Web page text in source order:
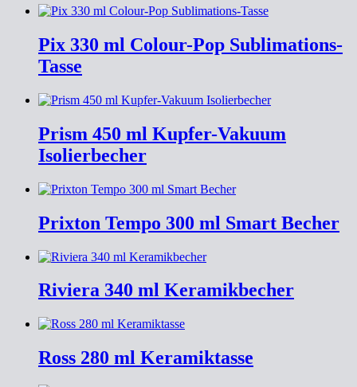
Pix 330 ml Colour-Pop Sublimations-
Tasse
Prism 450 ml Kupfer-Vakuum
Isolierbecher
Prixton Tempo 300 ml Smart Becher
Riviera 340 ml Keramikbecher
Ross 280 ml Keramiktasse